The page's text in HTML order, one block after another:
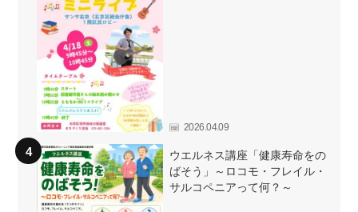
2026.04.09
ウエルネス講座「健康寿命をの
ばそう」～ロコモ・フレイル・
サルコペニアって何？～